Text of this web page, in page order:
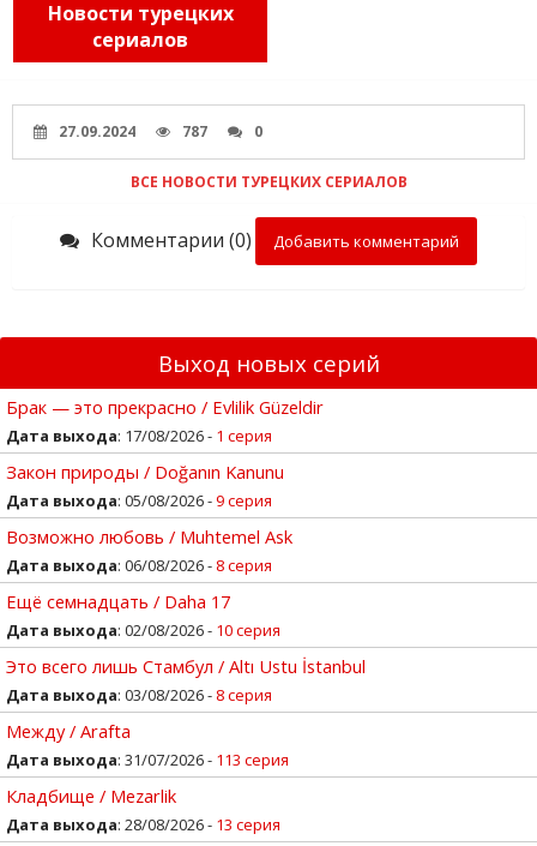
Новости турецких
сериалов
27.09.2024 787 0
ВСЕ НОВОСТИ ТУРЕЦКИХ СЕРИАЛОВ
Комментарии (0) Добавить комментарий
Выход новых серий
Брак — это прекрасно / Evlilik Güzeldir
Дата выхода: 17/08/2026 - 1 серия
Закон природы / Doğanın Kanunu
Дата выхода: 05/08/2026 -9 серия
Возможно любовь / Muhtemel Ask
Дата выхода: 06/08/2026 - 8 серия
Ещё семнадцать / Daha 17
Дата выхода: 02/08/2026 - 10 серия
Это всего лишь Стамбул / Altı Ustu İstanbul
Дата выхода: 03/08/2026 - 8 серия
Между / Arafta
Дата выхода: 31/07/2026 - 113 серия
Кладбище / Mezarlik
Дата выхода: 28/08/2026 - 13 серия